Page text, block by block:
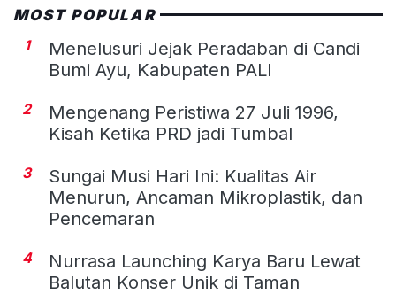
MOST POPULAR
1
Menelusuri Jejak Peradaban di Candi
Bumi Ayu, Kabupaten PALI
2
Mengenang Peristiwa 27 Juli 1996,
Kisah Ketika PRD jadi Tumbal
3
Sungai Musi Hari Ini: Kualitas Air
Menurun, Ancaman Mikroplastik, dan
Pencemaran
4
Nurrasa Launching Karya Baru Lewat
Balutan Konser Unik di Taman